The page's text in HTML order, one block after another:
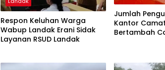
Respon Keluhan Warga
Wabup Landak Erani Sidak
Layanan RSUD Landak
Jumlah
Kantor
Bertambah